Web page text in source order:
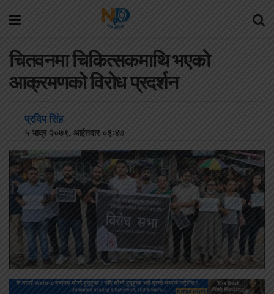
चितवनमा चिकित्सकमाथि भएको
आक्रमणको विरोध प्रदर्शन
प्रदिप सिंह
५ भाद्र २०७९, आईतवार ०३:४७